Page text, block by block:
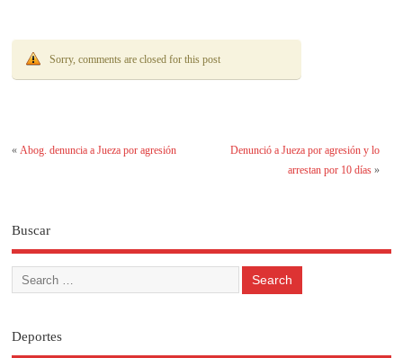
Sorry, comments are closed for this post
«Abog. denuncia a Jueza por agresión
Denunció a Jueza por agresión y lo
arrestan por 10 días»
Buscar
Deportes